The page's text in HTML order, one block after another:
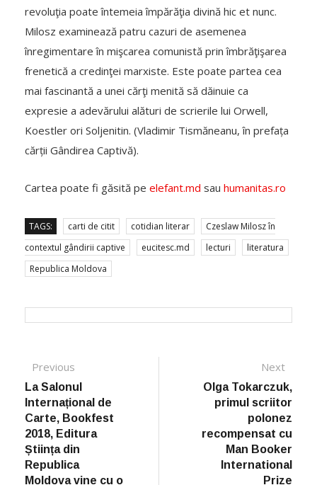
revoluţia poate întemeia împărăţia divină hic et nunc.
Milosz examinează patru cazuri de asemenea
înregimentare în mişcarea comunistă prin îmbrăţişarea
frenetică a credinţei marxiste. Este poate partea cea
mai fascinantă a unei cărţi menită să dăinuie ca
expresie a adevărului alături de scrierile lui Orwell,
Koestler ori Soljenitin. (Vladimir Tismăneanu, în prefața
cărții Gândirea Captivă).
Cartea poate fi găsită pe elefant.md sau humanitas.ro
TAGS: carti de citit cotidian literar
Czeslaw Milosz în
contextul gândirii captive
eucitesc.md lecturi
literatura
Republica Moldova
Post navigation
Previous
La Salonul
Internațional de
Carte, Bookfest
2018, Editura
Știința din
Republica
Moldova vine cu o
Next
Olga Tokarczuk,
primul scriitor
polonez
recompensat cu
Man Booker
International
Prize